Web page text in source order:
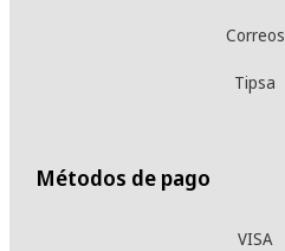
Correos
Tipsa
Métodos de pago
VISA